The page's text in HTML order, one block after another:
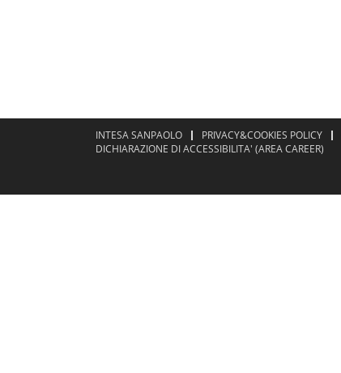
INTESA SANPAOLO PRIVACY&COOKIES POLICY
DICHIARAZIONE DI ACCESSIBILITA' (AREA CAREER)